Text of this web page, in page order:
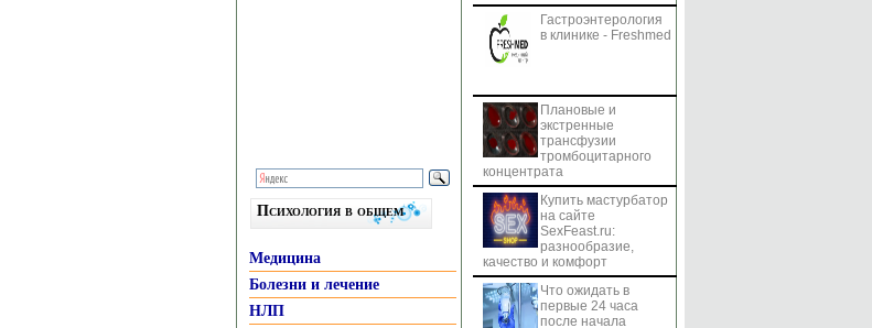
Психология в общем
Медицина
Болезни и лечение
НЛП
Гастроэнтерология
в клинике - Freshmed
Плановые и
экстренные
трансфузии
тромбоцитарного
концентрата
Купить мастурбатор
на сайте
SexFeast.ru:
разнообразие,
качество и комфорт
Что ожидать в
первые 24 часа
после начала